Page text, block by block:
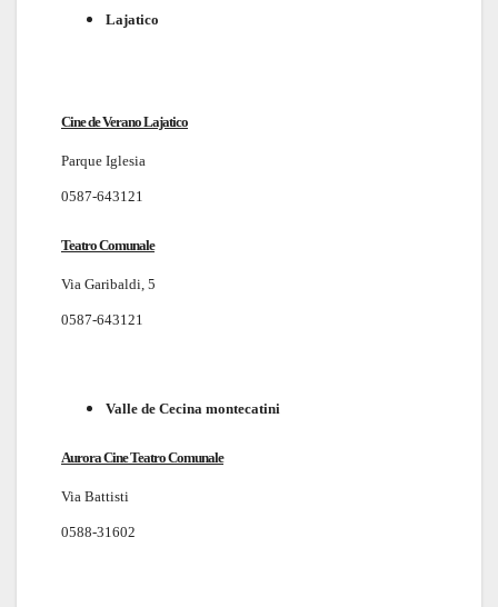
Lajatico
Cine de Verano Lajatico
Parque Iglesia
0587-643121
Teatro Comunale
Via Garibaldi, 5
0587-643121
Valle de Cecina montecatini
Aurora Cine Teatro Comunale
Via Battisti
0588-31602